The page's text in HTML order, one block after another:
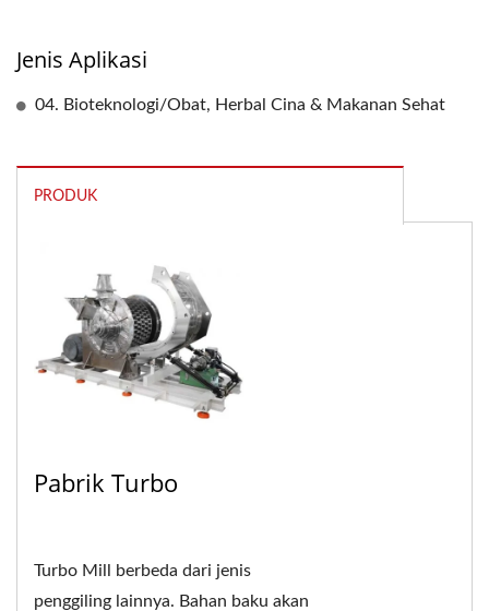
Jenis Aplikasi
04. Bioteknologi/Obat, Herbal Cina & Makanan Sehat
PRODUK
Pabrik Turbo
Turbo Mill berbeda dari jenis
penggiling lainnya. Bahan baku akan